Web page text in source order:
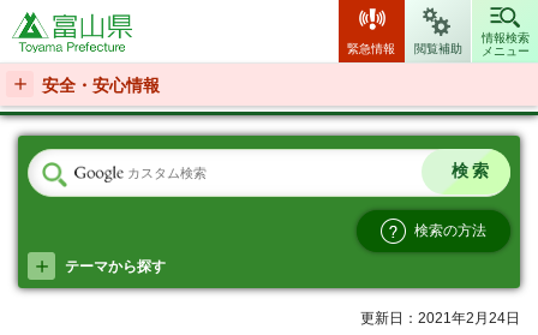
富山県
緊急情報 閲覧補助
情報検索
メニュー
安全・安心情報
検索の方法
テーマから探す
更新日：2021年2月24日